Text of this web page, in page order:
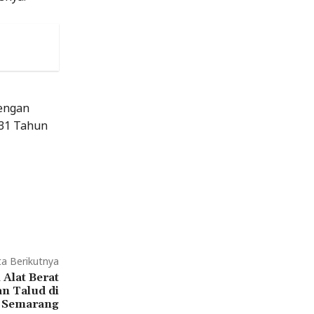
Tahun
Berikutnya
Berat
Talud di